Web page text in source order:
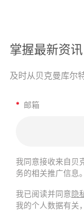
掌握最新资讯
及时从贝克曼库尔
* 邮箱
我同意接收来自贝
务的相关推广信息。
我已阅读并同意 隐
我的个人数据有关